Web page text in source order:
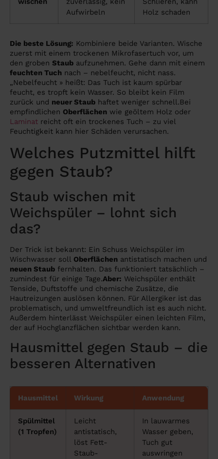
Aufwirbeln
Holz schaden
Die beste Lösung: Kombiniere beide Varianten. Wische
zuerst mit einem trockenen Mikrofasertuch vor, um
den groben Staub aufzunehmen. Gehe dann mit einem
feuchten Tuch nach – nebelfeucht, nicht nass.
„Nebelfeucht » heißt: Das Tuch ist kaum spürbar
feucht, es tropft kein Wasser. So bleibt kein Film
zurück und neuer Staub haftet weniger schnell.Bei
empfindlichen Oberflächen wie geöltem Holz oder
Laminat reicht oft ein trockenes Tuch – zu viel
Feuchtigkeit kann hier Schäden verursachen.
Welches Putzmittel hilft
gegen Staub?
Staub wischen mit
Weichspüler – lohnt sich
das?
Der Trick ist bekannt: Ein Schuss Weichspüler im
Wischwasser soll Oberflächen antistatisch machen und
neuen Staub fernhalten. Das funktioniert tatsächlich –
zumindest für einige Tage.Aber: Weichspüler enthält
Tenside, Duftstoffe und chemische Zusätze, die
Hautreizungen auslösen können. Für Allergiker ist das
problematisch, und umweltfreundlich ist es auch nicht.
Außerdem hinterlässt Weichspüler einen leichten Film,
der auf Hochglanzflächen sichtbar werden kann.
Hausmittel gegen Staub – die
besseren Alternativen
Hausmittel Wirkung Anwendung
Spülmittel
(1 Tropfen)
Leicht
antistatisch,
löst Fett-
Staub-
In lauwarmes
Wasser geben,
Tuch gut
auswringen